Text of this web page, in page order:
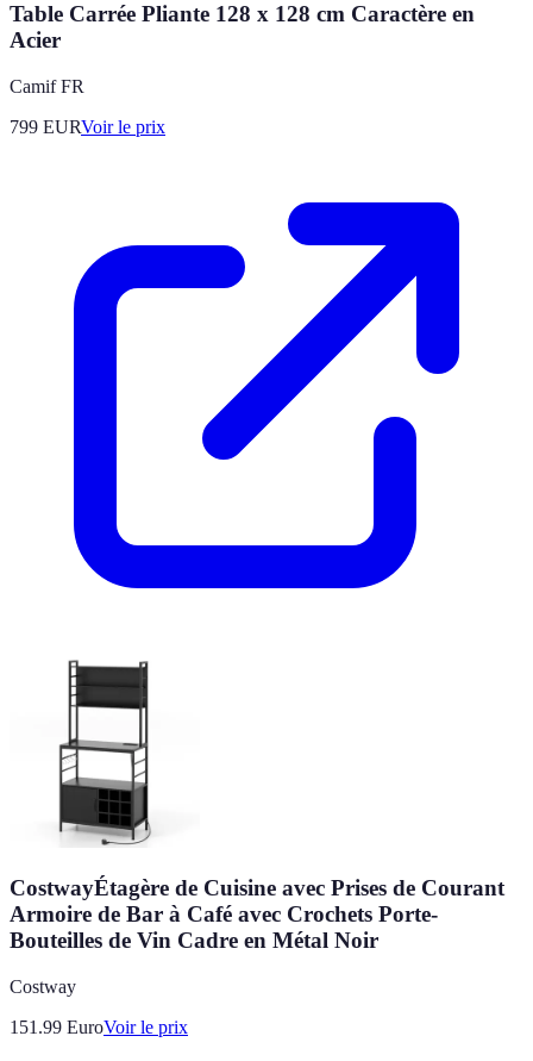
Table Carrée Pliante 128 x 128 cm Caractère en
Acier
Camif FR
799 EURVoir le prix
CostwayÉtagère de Cuisine avec Prises de Courant
Armoire de Bar à Café avec Crochets Porte-
Bouteilles de Vin Cadre en Métal Noir
Costway
151.99 EuroVoir le prix